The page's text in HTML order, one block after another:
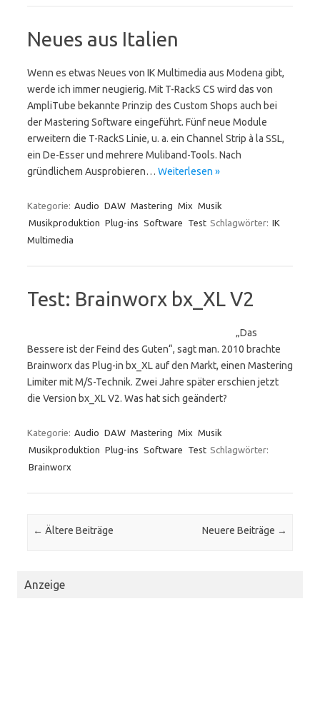
Neues aus Italien
Wenn es etwas Neues von IK Multimedia aus Modena gibt,
werde ich immer neugierig. Mit T-RackS CS wird das von
AmpliTube bekannte Prinzip des Custom Shops auch bei
der Mastering Software eingeführt. Fünf neue Module
erweitern die T-RackS Linie, u. a. ein Channel Strip à la SSL,
ein De-Esser und mehrere Muliband-Tools. Nach
gründlichem Ausprobieren… Weiterlesen »
Kategorie: Audio DAW Mastering Mix Musik
Musikproduktion Plug-ins Software Test Schlagwörter: IK
Multimedia
Test: Brainworx bx_XL V2
„Das
Bessere ist der Feind des Guten“, sagt man. 2010 brachte
Brainworx das Plug-in bx_XL auf den Markt, einen Mastering
Limiter mit M/S-Technik. Zwei Jahre später erschien jetzt
die Version bx_XL V2. Was hat sich geändert?
Kategorie: Audio DAW Mastering Mix Musik
Musikproduktion Plug-ins Software Test Schlagwörter:
Brainworx
Beitrags-Navigation
← Ältere Beiträge Neuere Beiträge →
Anzeige